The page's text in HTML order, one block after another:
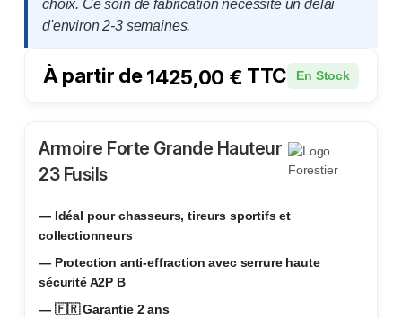
choix. Ce soin de fabrication nécessite un délai
d'environ 2-3 semaines.
À partir de1425,00 € TTC En Stock
Armoire Forte Grande Hauteur
23 Fusils
— Idéal pour chasseurs, tireurs sportifs et
collectionneurs
— Protection anti-effraction avec serrure haute
sécurité A2P B
— 🇫🇷 Garantie 2 ans